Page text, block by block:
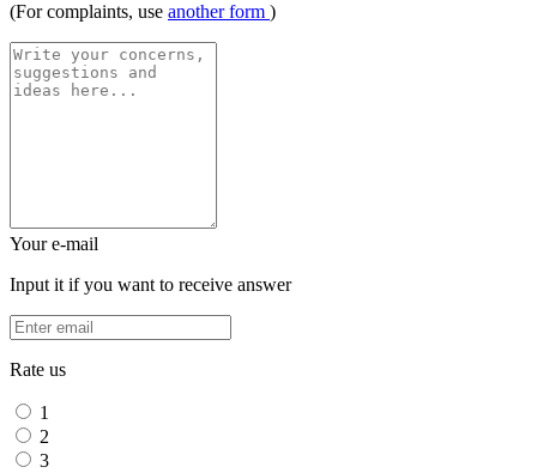
(For complaints, use another form )
Your e-mail
Input it if you want to receive answer
Rate us
1
2
3